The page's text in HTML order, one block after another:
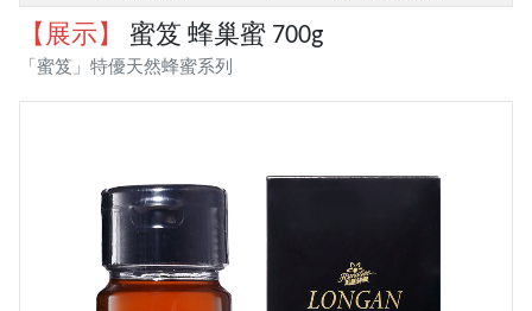
【展示】 蜜笈 蜂巢蜜 700g
「蜜笈」特優天然蜂蜜系列